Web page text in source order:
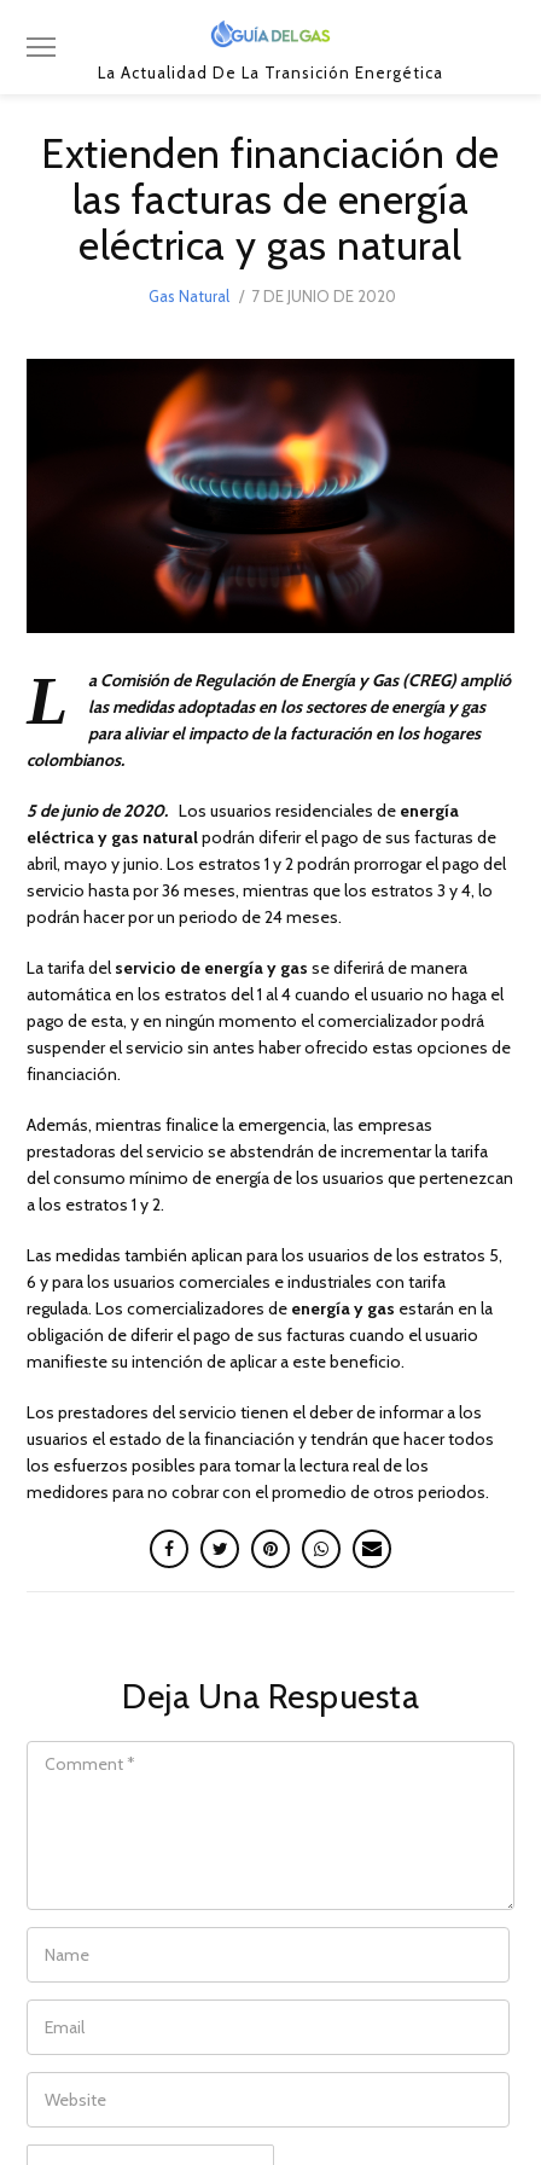
La Actualidad De La Transición Energética
Extienden financiación de
las facturas de energía
eléctrica y gas natural
Gas Natural
POSTED
7 DE JUNIO DE 2020
L
a Comisión de Regulación de Energía y Gas (CREG) amplió
las medidas adoptadas en los sectores de energía y gas
para aliviar el impacto de la facturación en los hogares
colombianos.
5 de junio de 2020.Los usuarios residenciales de energía
eléctrica y gas naturalpodrán diferir el pago de sus facturas de
abril, mayo y junio. Los estratos 1 y 2 podrán prorrogar el pago del
servicio hasta por 36 meses, mientras que los estratos 3 y 4, lo
podrán hacer por un periodo de 24 meses.
La tarifa del servicio de energía y gas se diferirá de manera
automática en los estratos del 1 al 4 cuando el usuario no haga el
pago de esta, y en ningún momento el comercializador podrá
suspender el servicio sin antes haber ofrecido estas opciones de
financiación.
Además, mientras finalice la emergencia, las empresas
prestadoras del servicio se abstendrán de incrementar la tarifa
del consumo mínimo de energía de los usuarios que pertenezcan
a los estratos 1 y 2.
Las medidas también aplican para los usuarios de los estratos 5,
6 y para los usuarios comerciales e industriales con tarifa
regulada. Los comercializadores de energía y gas estarán en la
obligación de diferir el pago de sus facturas cuando el usuario
manifieste su intención de aplicar a este beneficio.
Los prestadores del servicio tienen el deber de informar a los
usuarios el estado de la financiación y tendrán que hacer todos
los esfuerzos posibles para tomar la lectura real de los
medidores para no cobrar con el promedio de otros periodos.
Deja Una Respuesta
COMMENT
NAME
EMAIL
WEBSITE